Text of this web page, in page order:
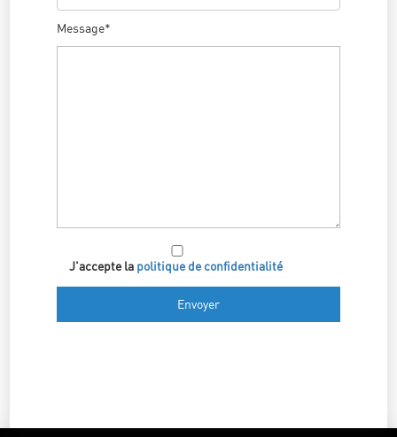
Message*
J'accepte la politique de confidentialité